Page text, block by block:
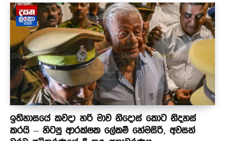
ඉතිහාසයේ කවදා හරි මාව නිදොස් කොට නිදහස්
කරයි – හිටපු ආරක්ෂක ලේකම් හේමසිරි, අවසන්